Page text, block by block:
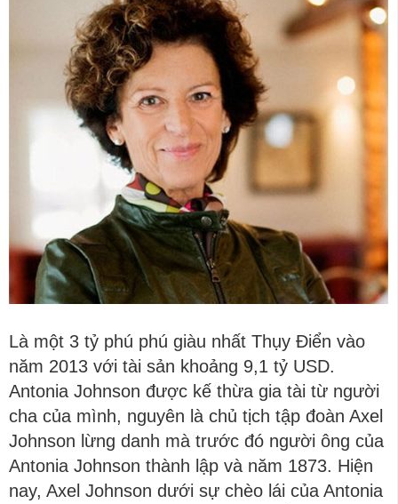
Là một 3 tỷ phú phú giàu nhất Thụy Điển vào
năm 2013 với tài sản khoảng 9,1 tỷ USD.
Antonia Johnson được kế thừa gia tài từ người
cha của mình, nguyên là chủ tịch tập đoàn Axel
Johnson lừng danh mà trước đó người ông của
Antonia Johnson thành lập và năm 1873. Hiện
nay, Axel Johnson dưới sự chèo lái của Antonia